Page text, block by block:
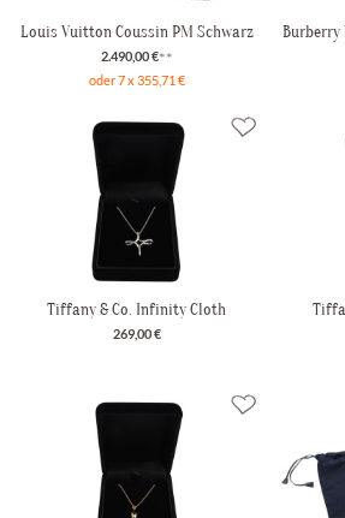
Louis Vuitton Coussin PM Schwarz
oder 7 x 355,71 €
2.490,00 €**
Burberry
Tiffany & Co. Infinity Cloth
269,00 €